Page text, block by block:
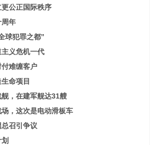
公正国际秩序
周年
球犯罪之都”
义危机一代
难缠客户
命项目
，在建军舰达31艘
，这次是电动滑板车
召引争议